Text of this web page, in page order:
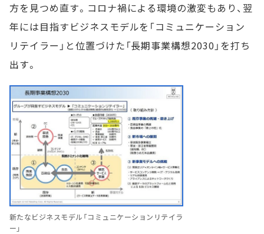
方を見つめ直す。コロナ禍による環境の激変もあり、翌
年には目指すビジネスモデルを「コミュニケーション
リテイラー」と位置づけた「長期事業構想2030」を打ち
出す。
新たなビジネスモデル「コミュニケーションリテイラ
ー」